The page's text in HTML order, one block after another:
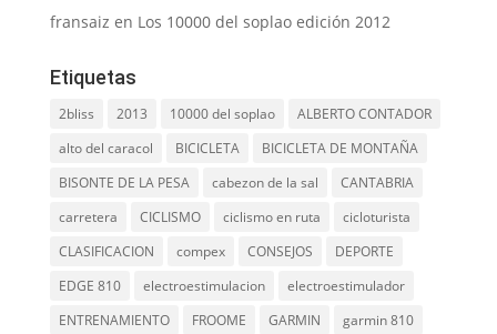
fransaiz en Los 10000 del soplao edición 2012
Etiquetas
2bliss 2013 10000 del soplao
ALBERTO CONTADOR
alto del caracol
BICICLETA
BICICLETA DE MONTAÑA
BISONTE DE LA PESA
cabezon de la sal
CANTABRIA
carretera
CICLISMO ciclismo en ruta
cicloturista
CLASIFICACION
compex CONSEJOS
DEPORTE
EDGE 810
electroestimulacion
electroestimulador
ENTRENAMIENTO
FROOME GARMIN garmin 810